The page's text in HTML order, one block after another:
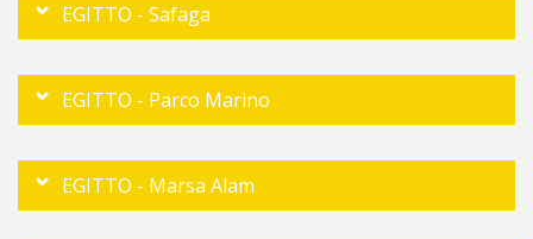
EGITTO - Safaga
EGITTO - Parco Marino
EGITTO - Marsa Alam